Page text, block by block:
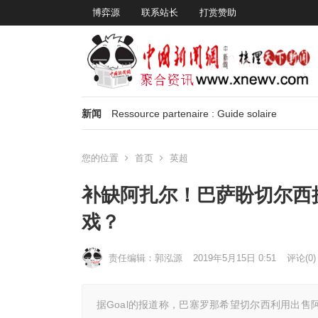
博弈源 联系站长 打赏赞助
新闻 Ressource partenaire : Guide solaire
您的位置 首页 英超
补缺阿扎尔！巴萨盼切尔
戏？
责任编辑：郭泓源 2019年5月15日 0:51 评论(0)
据Goal的报道称，巴塞罗那希望切尔西利用出售